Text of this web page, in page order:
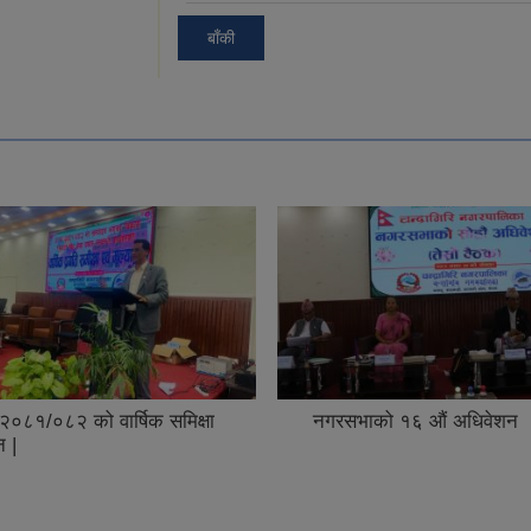
बाँकी
१६ औं अधिवेशन ।
नगर क्षेत्रभित्र रहेका